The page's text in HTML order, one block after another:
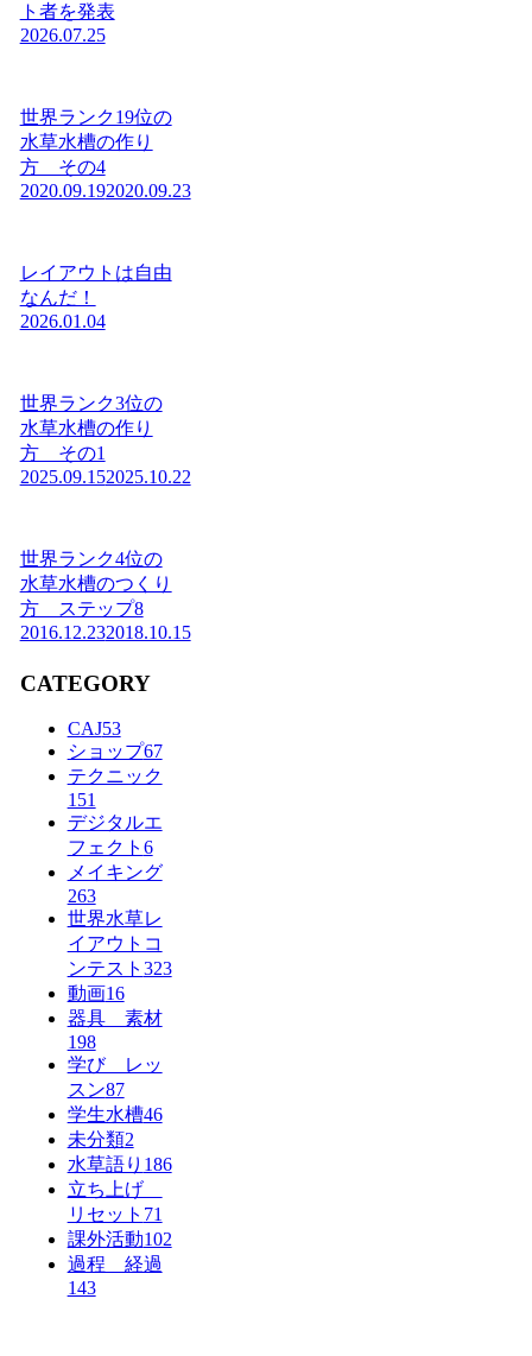
ト者を発表
2026.07.25
世界ランク19位の
水草水槽の作り
方 その4
2020.09.192020.09.23
レイアウトは自由
なんだ！
2026.01.04
世界ランク3位の
水草水槽の作り
方 その1
2025.09.152025.10.22
世界ランク4位の
水草水槽のつくり
方 ステップ8
2016.12.232018.10.15
CATEGORY
CAJ53
ショップ67
テクニック
151
デジタルエ
フェクト 6
メイキング
263
世界水草レ
イアウトコ
ンテスト 323
動画16
器具 素材
198
学び レッ
スン87
学生水槽46
未分類2
水草語り 186
立ち上げ
リセット 71
課外活動102
過程 経過
143